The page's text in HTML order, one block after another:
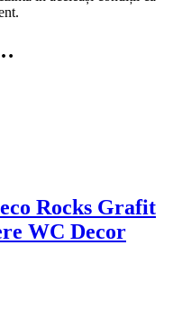
Rocks Grafit
WC Decor